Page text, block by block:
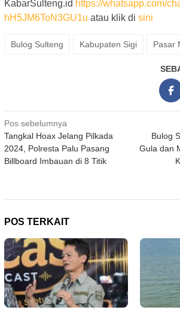
KabarSulteng.id https://whatsapp.com/
hH5JM6ToN3GU1u atau klik di sini
Bulog Sulteng Kabupaten Sigi Pasar
Navigasi
pos
Pos sebelumnya
Tangkal Hoax Jelang Pilkada
2024, Polresta Palu Pasang
Billboard Imbauan di 8 Titik
Bulog
Gula dan
POS TERKAIT